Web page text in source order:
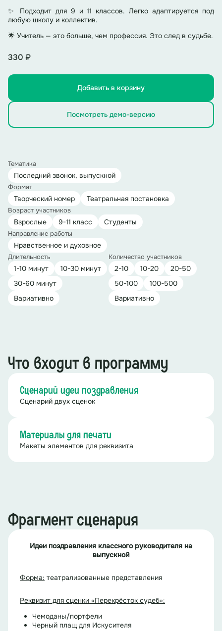
✨ Подходит для 9 и 11 классов. Легко адаптируется под
любую школу и коллектив.
🌟 Учитель — это больше, чем профессия. Это след в судьбе.
330 ₽
Добавить в корзину
Посмотреть демо-версию
Тематика
Последний звонок, выпускной
Формат
Творческий номер Театральная постановка
Возраст участников
Взрослые 9-11 класс Студенты
Направление работы
Нравственное и духовное
Длительность
1-10 минут
10-30 минут
30-60 минут
Вариативно
Количество участников
2-10 10-20
20-50
50-100
100-500
Вариативно
Что входит в программу
Сценарий идеи поздравления
Сценарий двух сценок
Материалы для печати
Макеты элементов для реквизита
Фрагмент сценария
Идеи поздравления классного руководителя на
выпускной
Форма: театрализованные представления
Реквизит для сценки «Перекрёсток судеб»:
Чемоданы/портфели
Черный плащ для Искусителя